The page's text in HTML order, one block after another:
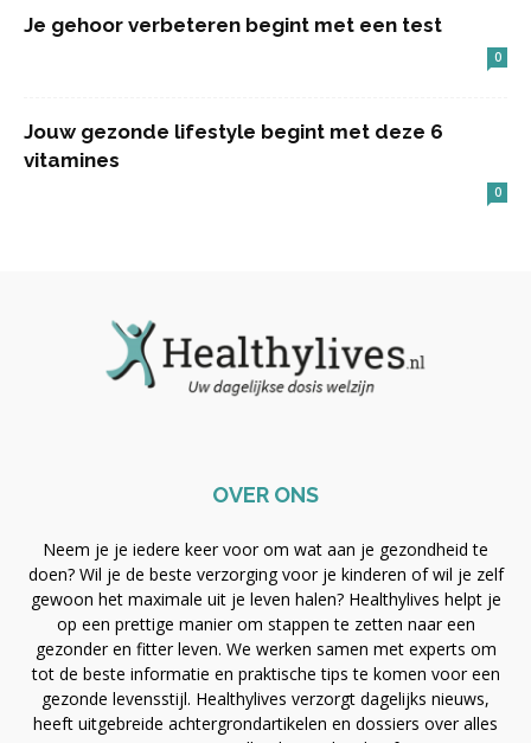
Je gehoor verbeteren begint met een test
0
Jouw gezonde lifestyle begint met deze 6
vitamines
0
OVER ONS
Neem je je iedere keer voor om wat aan je gezondheid te
doen? Wil je de beste verzorging voor je kinderen of wil je zelf
gewoon het maximale uit je leven halen? Healthylives helpt je
op een prettige manier om stappen te zetten naar een
gezonder en fitter leven. We werken samen met experts om
tot de beste informatie en praktische tips te komen voor een
gezonde levensstijl. Healthylives verzorgt dagelijks nieuws,
heeft uitgebreide achtergrondartikelen en dossiers over alles